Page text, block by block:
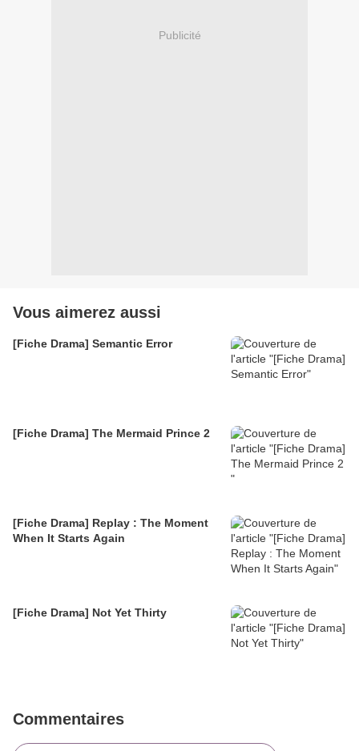
Publicité
Vous aimerez aussi
[Fiche Drama] Semantic Error
[Fiche Drama] The Mermaid Prince 2
[Fiche Drama] Replay : The Moment
When It Starts Again
[Fiche Drama] Not Yet Thirty
Commentaires